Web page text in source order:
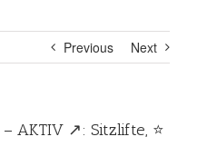
Previous Next
AKTIV ↗️: Sitzlifte, ⭐